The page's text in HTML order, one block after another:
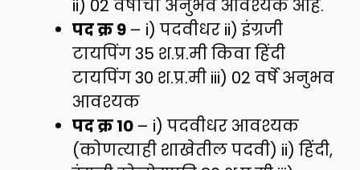
ii) 02 वर्षांचा अनुभव आवश्यक आहे.
पद क्र 9 – i) पदवीधर ii) इंग्रजी
टायपिंग 35 श.प्र.मी किवा हिंदी
टायपिंग 30 श.प्र.मी iii) 02 वर्षे अनुभव
आवश्यक
पद क्र 10 – i) पदवीधर आवश्यक
(कोणत्याही शाखेतील पदवी) ii) हिंदी,